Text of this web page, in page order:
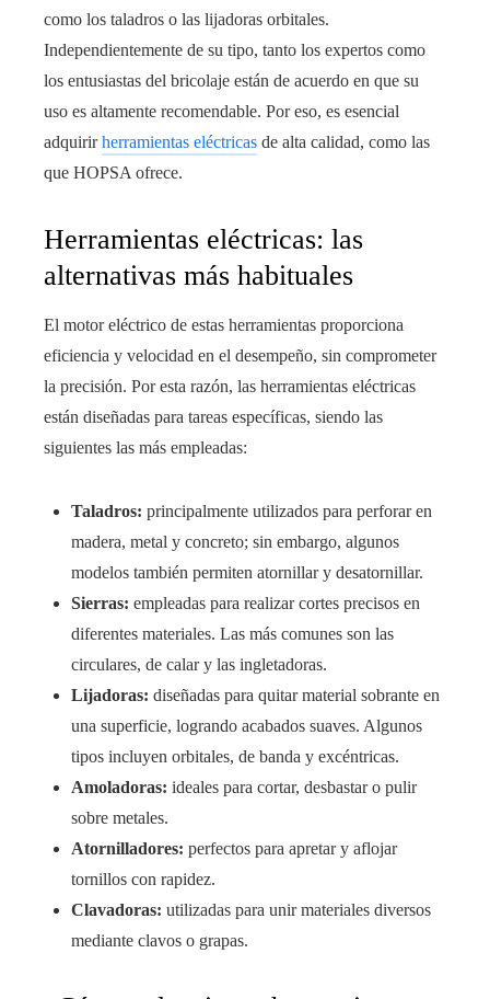
como los taladros o las lijadoras orbitales.
Independientemente de su tipo, tanto los expertos como
los entusiastas del bricolaje están de acuerdo en que su
uso es altamente recomendable. Por eso, es esencial
adquirirherramientas eléctricas de alta calidad, como las
que HOPSA ofrece.
Herramientas eléctricas: las
alternativas más habituales
El motor eléctrico de estas herramientas proporciona
eficiencia y velocidad en el desempeño, sin comprometer
la precisión. Por esta razón, las herramientas eléctricas
están diseñadas para tareas específicas, siendo las
siguientes las más empleadas:
Taladros: principalmente utilizados para perforar en
madera, metal y concreto; sin embargo, algunos
modelos también permiten atornillar y desatornillar.
Sierras: empleadas para realizar cortes precisos en
diferentes materiales. Las más comunes son las
circulares, de calar y las ingletadoras.
Lijadoras: diseñadas para quitar material sobrante en
una superficie, logrando acabados suaves. Algunos
tipos incluyen orbitales, de banda y excéntricas.
Amoladoras: ideales para cortar, desbastar o pulir
sobre metales.
Atornilladores: perfectos para apretar y aflojar
tornillos con rapidez.
Clavadoras: utilizadas para unir materiales diversos
mediante clavos o grapas.